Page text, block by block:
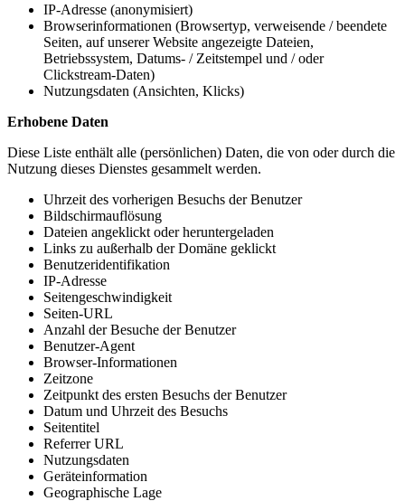
IP-Adresse (anonymisiert)
Browserinformationen (Browsertyp, verweisende / beendete
Seiten, auf unserer Website angezeigte Dateien,
Betriebssystem, Datums- / Zeitstempel und / oder
Clickstream-Daten)
Nutzungsdaten (Ansichten, Klicks)
Erhobene Daten
Diese Liste enthält alle (persönlichen) Daten, die von oder durch die
Nutzung dieses Dienstes gesammelt werden.
Uhrzeit des vorherigen Besuchs der Benutzer
Bildschirmauflösung
Dateien angeklickt oder heruntergeladen
Links zu außerhalb der Domäne geklickt
Benutzeridentifikation
IP-Adresse
Seitengeschwindigkeit
Seiten-URL
Anzahl der Besuche der Benutzer
Benutzer-Agent
Browser-Informationen
Zeitzone
Zeitpunkt des ersten Besuchs der Benutzer
Datum und Uhrzeit des Besuchs
Seitentitel
Referrer URL
Nutzungsdaten
Geräteinformation
Geographische Lage